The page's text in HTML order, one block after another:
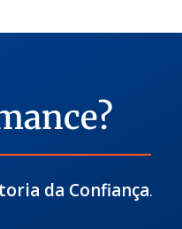
da Confiança.